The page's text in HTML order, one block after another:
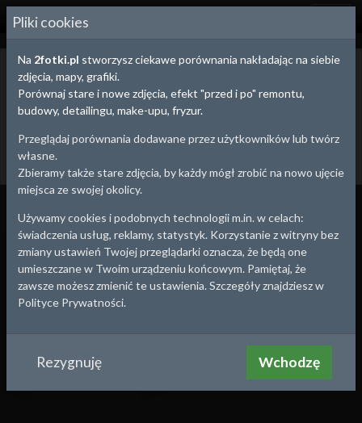
2FOTKI.PL
Suwałki,Podlaskie- stare zdjęcia i pocztówki
Poniżej znajdziesz stare zdjęcia z Twojej okolicy. Możesz wybrać się
na małą wycieczkę i wykonać zdjęcie współczesne tworząc
efektowne porównanie "przed i po" ze starym zdjęciem.
Dodaj stare zdjęcie Utwórz porównanie
Powrót
1915
2015-10-04 04:10
Pliki cookies
Na 2fotki.pl stworzysz ciekawe porównania nakładając na siebie
zdjęcia, mapy, grafiki.
Porównaj stare i nowe zdjęcia, efekt "przed i po" remontu,
budowy, detailingu, make-upu, fryzur.
Przeglądaj porównania dodawane przez użytkowników lub twórz
własne.
Zbieramy także stare zdjęcia, by każdy mógł zrobić na nowo ujęcie
miejsca ze swojej okolicy.
Używamy cookies i podobnych technologii m.in. w celach:
świadczenia usług, reklamy, statystyk. Korzystanie z witryny bez
zmiany ustawień Twojej przeglądarki oznacza, że będą one
umieszczane w Twoim urządzeniu końcowym. Pamiętaj, że
zawsze możesz zmienić te ustawienia. Szczegóły znajdziesz w
Polityce Prywatności.
Rezygnuję Wchodzę